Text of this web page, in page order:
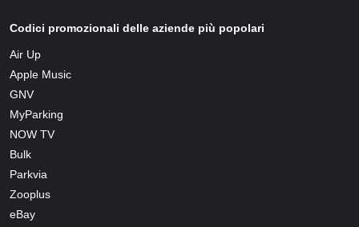
Codici promozionali delle aziende più popolari
Air Up
Apple Music
GNV
MyParking
NOW TV
Bulk
Parkvia
Zooplus
eBay